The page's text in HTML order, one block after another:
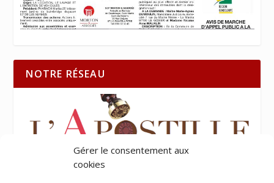
Gérer le consentement aux
cookies
NOTRE RÉSEAU